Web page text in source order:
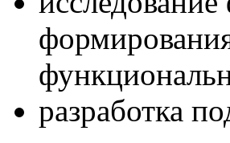
разработка